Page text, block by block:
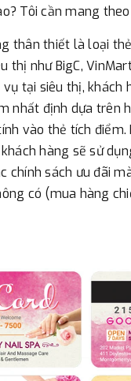
Tôi cần mang
thân thiết là loại
thị như BigC,
tại siêu thị, khách
nhất định dựa trên
vào thẻ tích
hàng sẽ sử
chính sách ưu đãi
có (mua hàng